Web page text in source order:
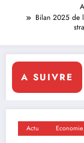
Bilan 2025 de
A SUIVRE
renforce le
Actu Economie